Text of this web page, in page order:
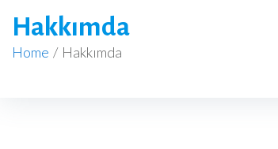
Hakkımda
Home / Hakkımda